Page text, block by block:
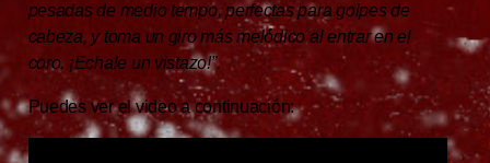
pesadas de medio tempo, perfectas para golpes de
cabeza, y toma un giro más melódico al entrar en el
coro. ¡Echale un vistazo!”.
Puedes ver el video a continuación: